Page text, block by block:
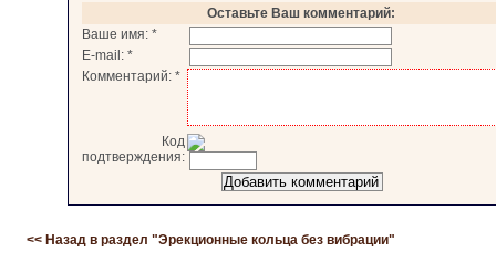
Оставьте Ваш комментарий:
Ваше имя: *
E-mail: *
Комментарий: *
Код
подтверждения:
<< Назад в раздел "Эрекционные кольца без вибрации"